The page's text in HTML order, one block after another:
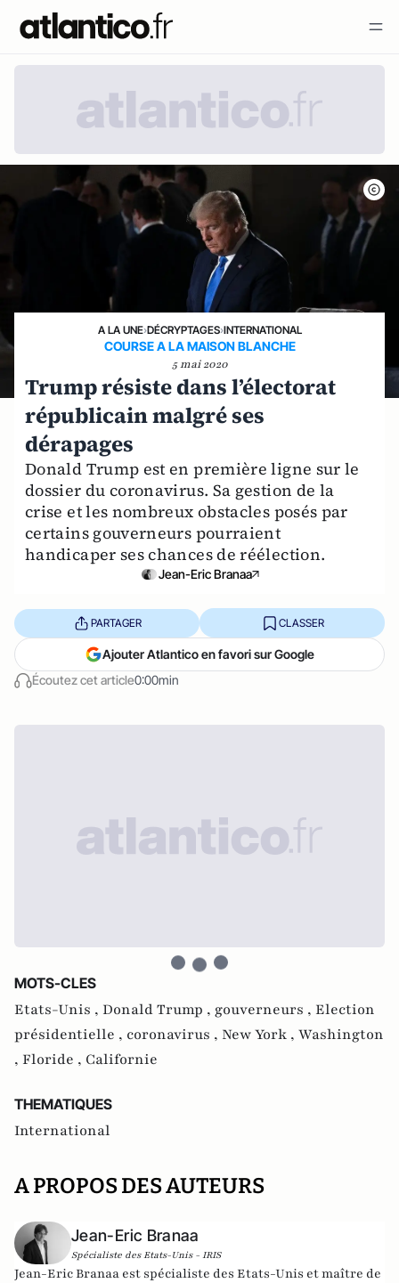
A LA UNE›DÉCRYPTAGES›INTERNATIONAL
COURSE A LA MAISON BLANCHE
5 mai 2020
Trump résiste dans l’électorat
républicain malgré ses
dérapages
Donald Trump est en première ligne sur le
dossier du coronavirus. Sa gestion de la
crise et les nombreux obstacles posés par
certains gouverneurs pourraient
handicaper ses chances de réélection.
Jean-Eric Branaa
Écoutez cet article0:00min
PARTAGER CLASSER
Ajouter Atlantico en favori sur Google
MOTS-CLES
Etats-Unis , Donald Trump , gouverneurs , Election
présidentielle , coronavirus , New York , Washington
, Floride , Californie
THEMATIQUES
International
A PROPOS DES AUTEURS
Jean-Eric Branaa
Spécialiste des Etats-Unis - IRIS
Jean-Eric Branaa est spécialiste des Etats-Unis et maître de